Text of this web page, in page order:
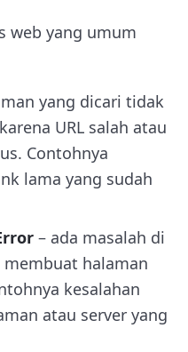
web yang umum
yang dicari tidak
URL salah atau
Contohnya
lama yang sudah
– ada masalah di
halaman
kesalahan
atau server yang